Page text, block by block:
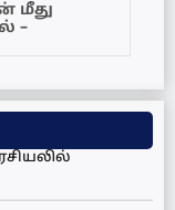
மீது
–